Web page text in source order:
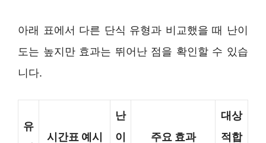
아래 표에서 다른 단식 유형과 비교했을 때 난이
도는 높지만 효과는 뛰어난 점을 확인할 수 있습
니다.
유
시간표 예시
난
이
주요 효과
대상
적합